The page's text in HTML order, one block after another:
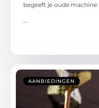
begeeft je oude machine
...
AANBIEDINGEN